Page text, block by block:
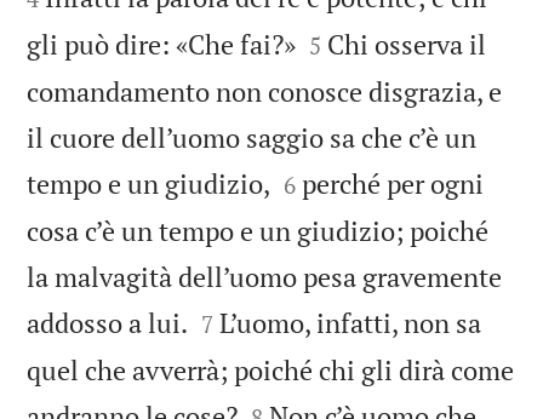
gli può dire: «Che fai?»
5 Chi osserva il
comandamento non conosce disgrazia, e
il cuore dell’uomo saggio sa che c’è un
tempo e un giudizio, 

6 perché per ogni
cosa c’è un tempo e un giudizio; poiché
la malvagità dell’uomo pesa gravemente
addosso a lui. 

7 L’uomo, infatti, non sa
quel che avverrà; poiché chi gli dirà come